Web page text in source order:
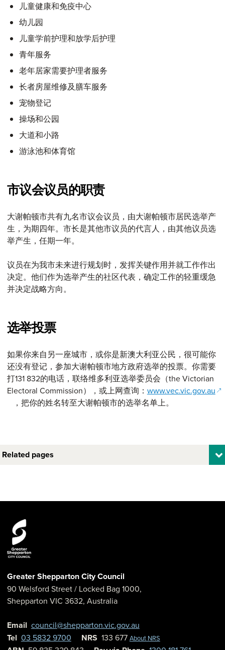
儿童健康和免疫中心
幼儿园
儿童学前护理和放学后护理
青年服务
老年居家需要护理者服务
长者房屋维修及膳车服务
宠物登记
操场和公园
大道和小路
游泳池和体育馆
市议会议员的职责
大谢帕顿市共有九名市议会议员，由大谢帕顿市居民选举产
生，为期四年。市长是其他市议员的代言人，由其他议员选
举产生，任期一年。
议员在为我市未来进行规划时，发挥关键作用并就工作作出
决定。他们作为选举产生的社区代表，确定工作的轻重缓急
并决定战略方向。
选举投票
如果你来自另一座城市，或你是新澳大利亚公民，很可能你
还没有登记，参加大谢帕顿市地方政府选举的投票。你需要
打131 832的电话，联络维多利亚选举委员会（the Victorian
Electoral Commission），或上网查询： www.vec.vic.gov.au
(opens in a new window)
，把你的姓名转至大谢帕顿市的选举名单上。
Related pages
Greater Shepparton City Council
90 Welsford Street/ Locked Bag 1000,
Shepparton VIC 3632, Australia
Email council@shepparton.vic.gov.au
Tel 03 5832 9700 NRS 133 677 About NRS